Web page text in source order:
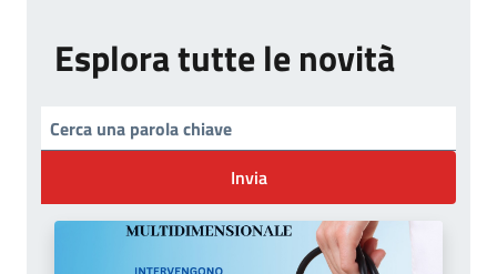
Esplora tutte le novità
Invia